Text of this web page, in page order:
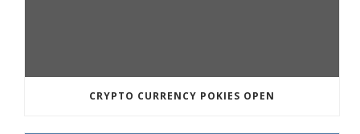
CRYPTO CURRENCY POKIES OPEN